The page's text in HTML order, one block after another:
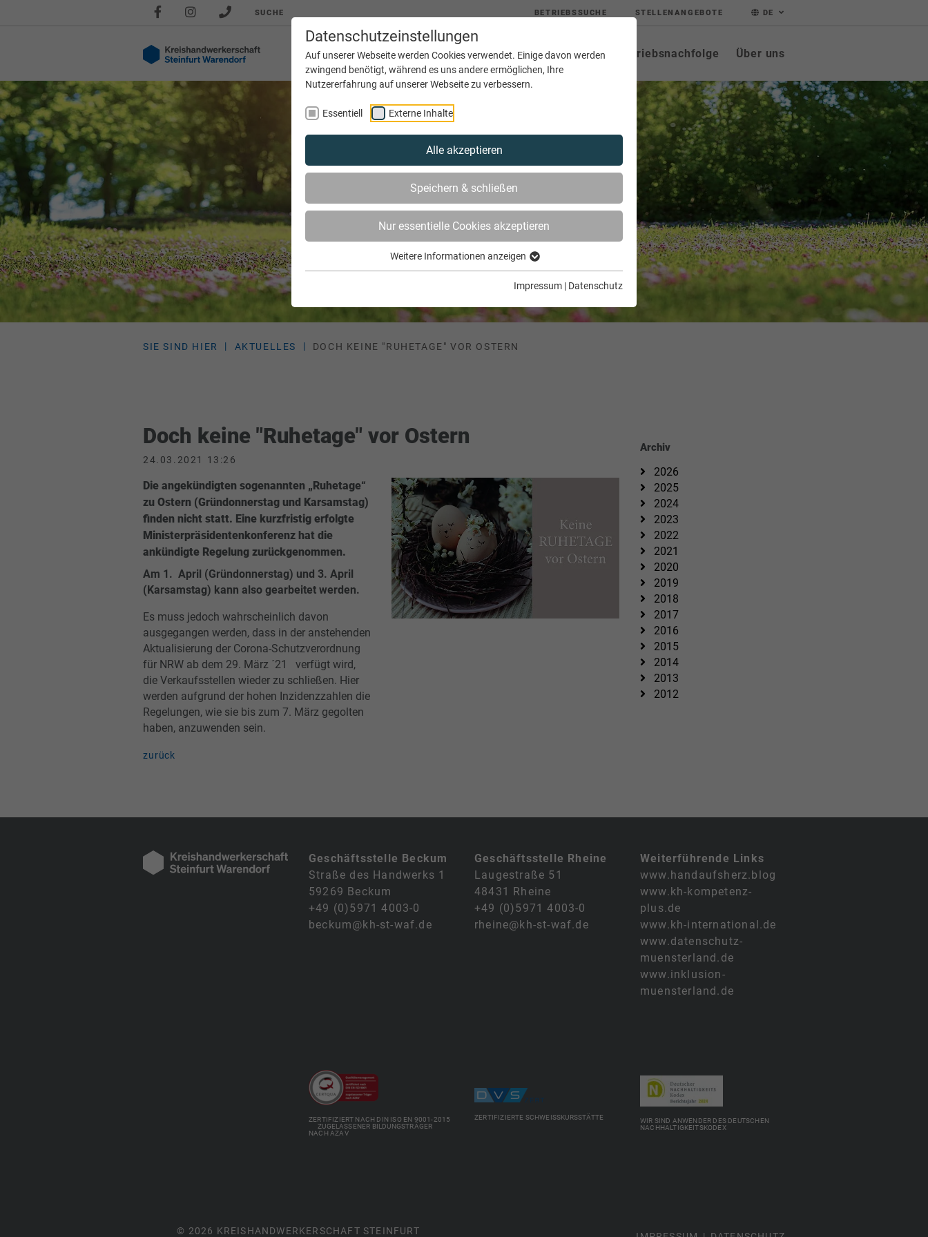
Datenschutzeinstellungen
Auf unserer Webseite werden Cookies verwendet. Einige davon werden
zwingend benötigt, während es uns andere ermöglichen, Ihre
Nutzererfahrung auf unserer Webseite zu verbessern.
Essentiell Externe Inhalte
Alle akzeptieren
Speichern & schließen
Nur essentielle Cookies akzeptieren
Weitere Informationen anzeigen
Impressum | Datenschutz
SUCHE BETRIEBSSUCHE STELLENANGEBOTE DE
Aktuelles Service Bildung Innungen Netzwerke Betriebsnachfolge Über uns
SIE SIND HIER AKTUELLES DOCH KEINE "RUHETAGE" VOR OSTERN
Doch keine "Ruhetage" vor Ostern
24.03.2021 13:26
Die angekündigten sogenannten „Ruhetage“
zu Ostern (Gründonnerstag und Karsamstag)
finden nicht statt. Eine kurzfristig erfolgte
Ministerpräsidentenkonferenz hat die
ankündigte Regelung zurückgenommen.
Am 1. April (Gründonnerstag) und 3. April
(Karsamstag) kann also gearbeitet werden.
Es muss jedoch wahrscheinlich davon
ausgegangen werden, dass in der anstehenden
Aktualisierung der Corona-Schutzverordnung
für NRW ab dem 29. März ´21 verfügt wird,
die Verkaufsstellen wieder zu schließen. Hier
werden aufgrund der hohen Inzidenzzahlen die
Regelungen, wie sie bis zum 7. März gegolten
haben, anzuwenden sein.
zurück
Archiv
2026
2025
2024
2023
2022
2021
2020
2019
2018
2017
2016
2015
2014
2013
2012
Geschäftsstelle Beckum
Straße des Handwerks 1
59269 Beckum
+49 (0)5971 4003-0
beckum@kh-st-waf.de
Geschäftsstelle Rheine
Laugestraße 51
48431 Rheine
+49 (0)5971 4003-0
rheine@kh-st-waf.de
Weiterführende Links
www.handaufsherz.blog
www.kh-kompetenz-
plus.de
www.kh-international.de
www.datenschutz-
muensterland.de
www.inklusion-
muensterland.de
ZERTIFIZIERT NACH DIN ISO EN 9001-2015
ZUGELASSENER BILDUNGSTRÄGER
NACH AZAV
ZERTIFIZIERTE SCHWEISSKURSSTÄTTE WIR SIND ANWENDER DES DEUTSCHEN
NACHHALTIGKEITSKODEX
© 2026 KREISHANDWERKERSCHAFT STEINFURT